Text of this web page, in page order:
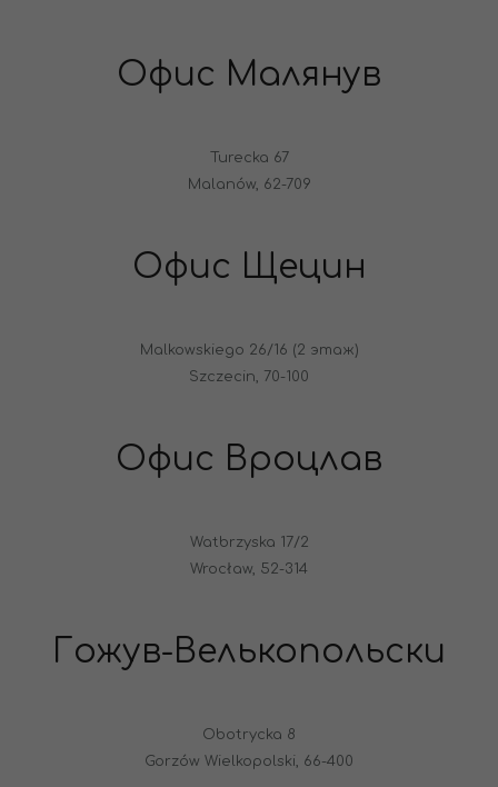
Офис Малянув
Turecka 67
Malanów, 62-709
Офис Щецин
Malkowskiego 26/16 (2 этаж)
Szczecin, 70-100
Офис Вроцлав
Watbrzyska 17/2
Wrocław, 52-314
Гожув-Велькопольски
Obotrycka 8
Gorzów Wielkopolski, 66-400